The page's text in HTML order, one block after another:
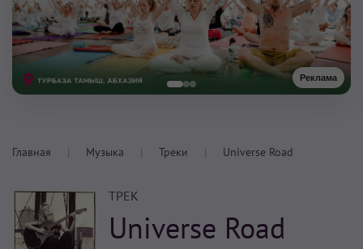
Реклама
Главная Музыка Треки Universe Road
ТРЕК
Universe Road